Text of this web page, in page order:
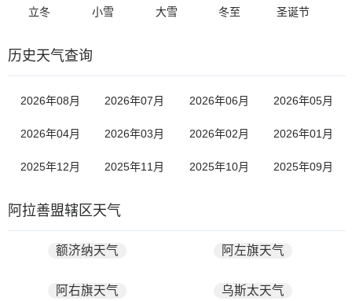
立冬 小雪 大雪 冬至 圣诞节
历史天气查询
2026年08月 2026年07月 2026年06月 2026年05月
2026年04月 2026年03月 2026年02月 2026年01月
2025年12月 2025年11月 2025年10月 2025年09月
阿拉善盟辖区天气
额济纳天气 阿左旗天气
阿右旗天气 乌斯太天气